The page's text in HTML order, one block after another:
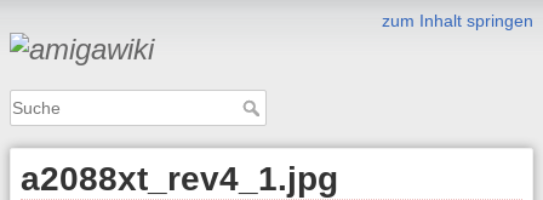
zum Inhalt springen
a2088xt_rev4_1.jpg